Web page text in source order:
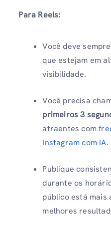
Para Reels:
Você deve
que estejam em
visibilidade.
Você precisa
primeiros 3
atraentes com
Instagram com IA.
Publique
durante os
público está mais
melhores